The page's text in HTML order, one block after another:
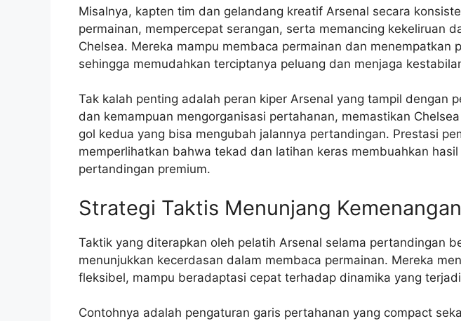
Misalnya, kapten tim dan gelandang kreatif Arsenal secara
permainan, mempercepat serangan, serta memancing kekeliruan
Chelsea. Mereka mampu membaca permainan dan menempatkan
sehingga memudahkan terciptanya peluang dan menjaga
Tak kalah penting adalah peran kiper Arsenal yang tampil dengan
dan kemampuan mengorganisasi pertahanan, memastikan
gol kedua yang bisa mengubah jalannya pertandingan. Prestasi
memperlihatkan bahwa tekad dan latihan keras membuahkan
pertandingan premium.
Strategi Taktis Menunjang
Taktik yang diterapkan oleh pelatih Arsenal selama pertandingan
menunjukkan kecerdasan dalam membaca permainan. Mereka
fleksibel, mampu beradaptasi cepat terhadap dinamika yang
Contohnya adalah pengaturan garis pertahanan yang compact